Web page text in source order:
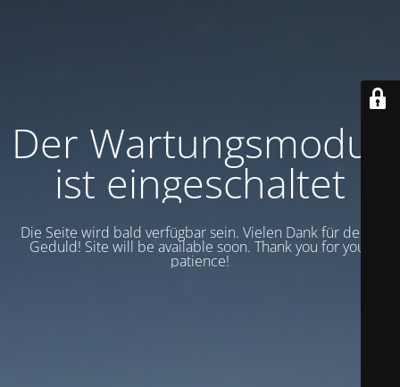
Der Wartungsmodus
ist eingeschaltet
Die Seite wird bald verfügbar sein. Vielen Dank für deine
Geduld! Site will be available soon. Thank you for your
patience!